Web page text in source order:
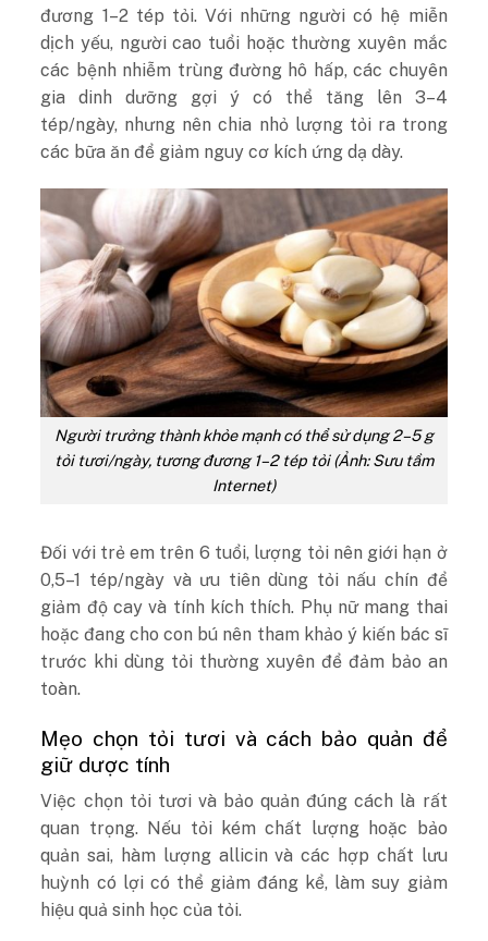
đương 1–2 tép tỏi. Với những người có hệ miễn
dịch yếu, người cao tuổi hoặc thường xuyên mắc
các bệnh nhiễm trùng đường hô hấp, các chuyên
gia dinh dưỡng gợi ý có thể tăng lên 3–4
tép/ngày, nhưng nên chia nhỏ lượng tỏi ra trong
các bữa ăn để giảm nguy cơ kích ứng dạ dày.
Người trưởng thành khỏe mạnh có thể sử dụng 2–5 g
tỏi tươi/ngày, tương đương 1–2 tép tỏi (Ảnh: Sưu tầm
Internet)
Đối với trẻ em trên 6 tuổi, lượng tỏi nên giới hạn ở
0,5–1 tép/ngày và ưu tiên dùng tỏi nấu chín để
giảm độ cay và tính kích thích. Phụ nữ mang thai
hoặc đang cho con bú nên tham khảo ý kiến bác sĩ
trước khi dùng tỏi thường xuyên để đảm bảo an
toàn.
Mẹo chọn tỏi tươi và cách bảo quản để
giữ dược tính
Việc chọn tỏi tươi và bảo quản đúng cách là rất
quan trọng. Nếu tỏi kém chất lượng hoặc bảo
quản sai, hàm lượng allicin và các hợp chất lưu
huỳnh có lợi có thể giảm đáng kể, làm suy giảm
hiệu quả sinh học của tỏi.